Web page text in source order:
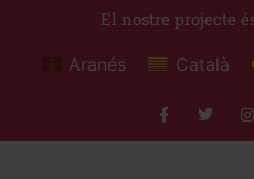
El nostre projecte
Aranés Català